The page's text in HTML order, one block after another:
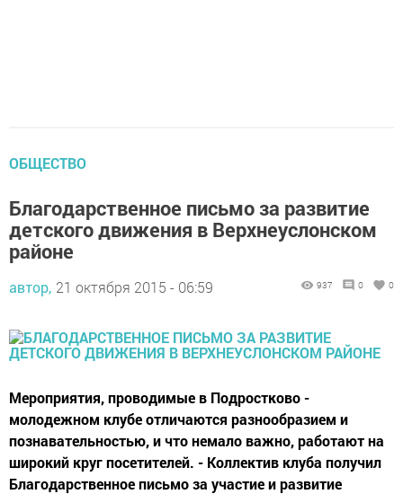
ОБЩЕСТВО
Благодарственное письмо за развитие
детского движения в Верхнеуслонском
районе
автор, 21 октября 2015 - 06:59 937 0 0
Мероприятия, проводимые в Подростково -
молодежном клубе отличаются разнообразием и
познавательностью, и что немало важно, работают на
широкий круг посетителей. - Коллектив клуба получил
Благодарственное письмо за участие и развитие